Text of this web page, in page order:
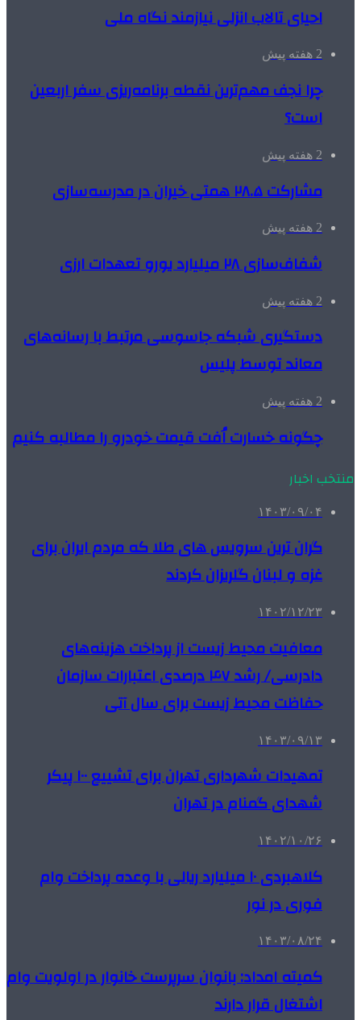
احیای تالاب انزلی نیازمند نگاه ملی
2 هفته پیش
چرا نجف مهم‌ترین نقطه برنامه‌ریزی سفر اربعین
است؟
2 هفته پیش
مشارکت ۲۸.۵ همتی خیران در مدرسه‌سازی
2 هفته پیش
شفاف‌سازی ۲۸ میلیارد یورو تعهدات ارزی
2 هفته پیش
دستگیری شبکه جاسوسی مرتبط با رسانه‌های
معاند توسط پلیس
2 هفته پیش
چگونه خسارت اُفت قیمت خودرو را مطالبه کنیم
منتخب اخبار
۱۴۰۳/۰۹/۰۴
گران ترین سرویس های طلا که مردم ایران برای
غزه و لبنان گلریزان کردند
۱۴۰۲/۱۲/۲۳
معافیت محیط زیست از پرداخت هزینه‌های
دادرسی/ رشد ۴۷ درصدی اعتبارات سازمان
حفاظت محیط زیست برای سال آتی
۱۴۰۳/۰۹/۱۳
تمهیدات شهرداری تهران برای تشییع ۱۰۰ پیکر
شهدای گمنام در تهران
۱۴۰۲/۱۰/۲۶
کلاهبردی ۱۰ میلیارد ریالی با وعده پرداخت وام
فوری در نور
۱۴۰۳/۰۸/۲۴
کمیته امداد: بانوان سرپرست خانوار در اولویت وام
اشتغال قرار دارند